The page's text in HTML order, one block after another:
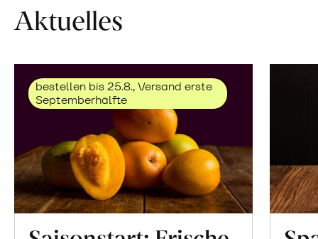
Aktuelles
bestellen bis 25.8., Versand erste
Septemberhälfte